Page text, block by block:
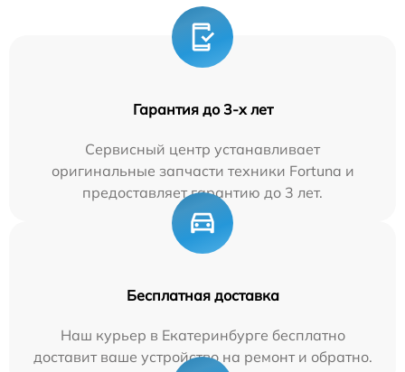
Гарантия до 3-х лет
Сервисный центр устанавливает
оригинальные запчасти техники Fortuna и
предоставляет гарантию до 3 лет.
Бесплатная доставка
Наш курьер в Екатеринбурге бесплатно
доставит ваше устройство на ремонт и обратно.